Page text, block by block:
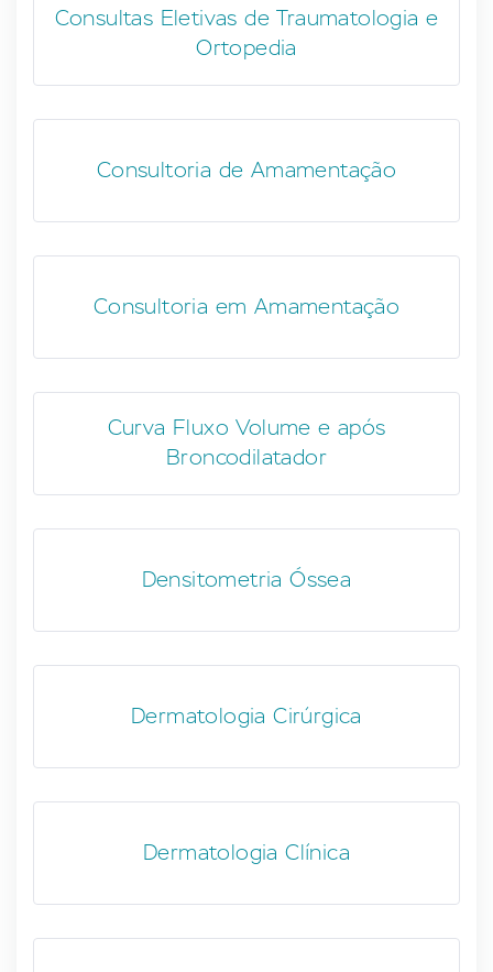
Consultas Eletivas de Traumatologia e
Ortopedia
Consultoria de Amamentação
Consultoria em Amamentação
Curva Fluxo Volume e após
Broncodilatador
Densitometria Óssea
Dermatologia Cirúrgica
Dermatologia Clínica